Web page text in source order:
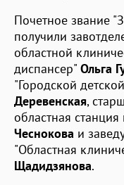
Почетное звание
получили
областной
диспансер" Ольга
"Городской
Деревенская,
областная
Чеснокова и
"Областная
Щадидзянова.